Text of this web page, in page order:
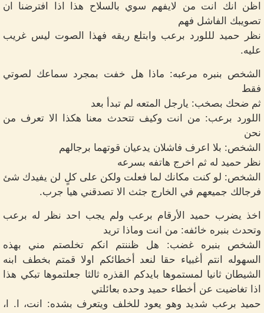
اظن انك انت من لايفهم سوي بالسلاح هذا اذا افترضنا ان
تصويبك الفاشل فهم
نظر حميد لللورد برعب وابتلع ريقه فهذا الصوت ليس غريب
عليه.
الشخص بنبره مرعبه: ماذا هل خفت بمجرد سماعك لصوتي
فقط
ثم ضحك بصخب: يارجل المتعه لم تبدأ بعد
اللورد برعب: من انت وكيف تتحدث معنا هكذا الا تعرف من
نحن
الشخص: بلا اعرف فاشلان يدعيان قوتهما برجالهم
نظر حميد له ثم اخرج هاتفه بسرعه
الشخص: لو كنت مكانك لما فعلت ولكن على كلٍ لن يفيدك شئ
فرجالك جميعهم في الخارج جثث الا تصدقني هيا جرب.
اخذ يضرب حميد الأرقام برعب ولم يجب احد نظر له برعب
وتحدث بنبره خائفه: من انت وماذا تريد
الشخص بنبره غضب: هل ظننتم انكم تخلصتم مني بهذه
السهوله انتم أغبياء حقا لنعد أخطائكم اولا قمتم بخطف ابنه
الشيطان ثانيا لمستموها بايدكم القذره ثالثا جعلتموها تبكي هذا
اذا تغاضيت عن أخطاء حميد وحده بعائلتي
حميد برعب شديد وهو يعود للخلف ويتعرف بشده: انت، ا. ا،